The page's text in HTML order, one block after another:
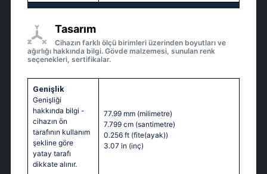
Tasarım
Cihazın farklı ölçü birimleri üzerinden boyutları ve
ağırlığı hakkında bilgi. Gövde malzemesi, sunulan renk
seçenekleri, sertifikalar.
Genişlik
Genişliği
hakkında bilgi -
cihazın ön
tarafının kullanım
şekline göre
yatay tarafı
dikkate alınır.
77.99 mm (milimetre)
7.799 cm (santimetre)
0.256 ft (fite(ayak))
3.07 in (inç)